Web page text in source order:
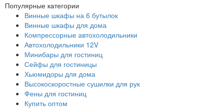
Популярные категории
Винные шкафы на 6 бутылок
Винные шкафы для дома
Компрессорные автохолодильники
Автохолодильники 12V
Минибары для гостиниц
Сейфы для гостиницы
Хьюмидоры для дома
Высокоскоростные сушилки для рук
Фены для гостиниц
Купить оптом